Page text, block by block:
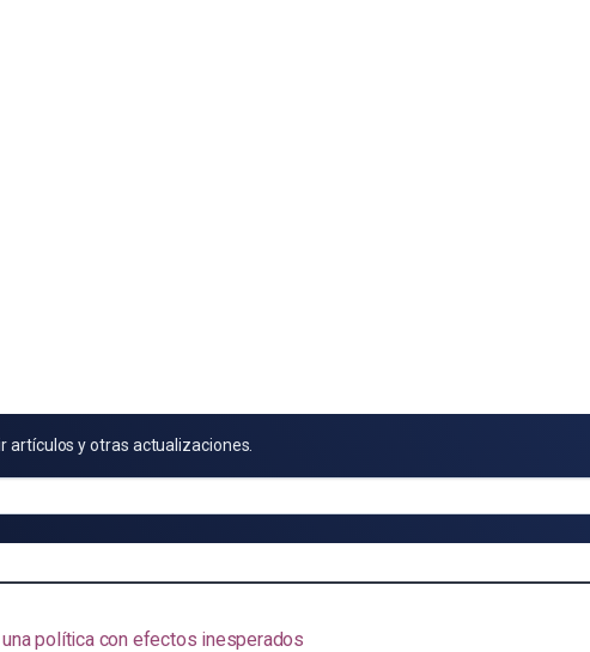
artículos y otras actualizaciones.
política con efectos inesperados